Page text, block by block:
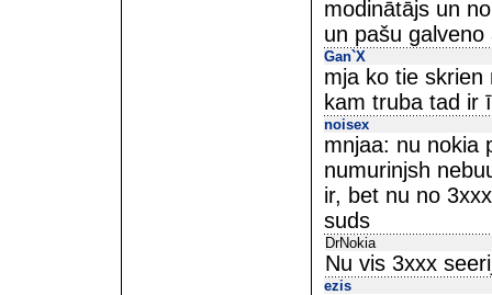
modinātājs un
un pašu
Gan`X
mja ko tie skrien
kam truba tad ir
noisex
mnjaa: nu nokia
numurinjsh
ir, bet nu no
suds
DrNokia
Nu vis 3xxx
ezis